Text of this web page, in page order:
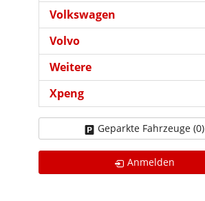
Volkswagen
Volvo
Weitere
Xpeng
Geparkte Fahrzeuge (0)
Anmelden